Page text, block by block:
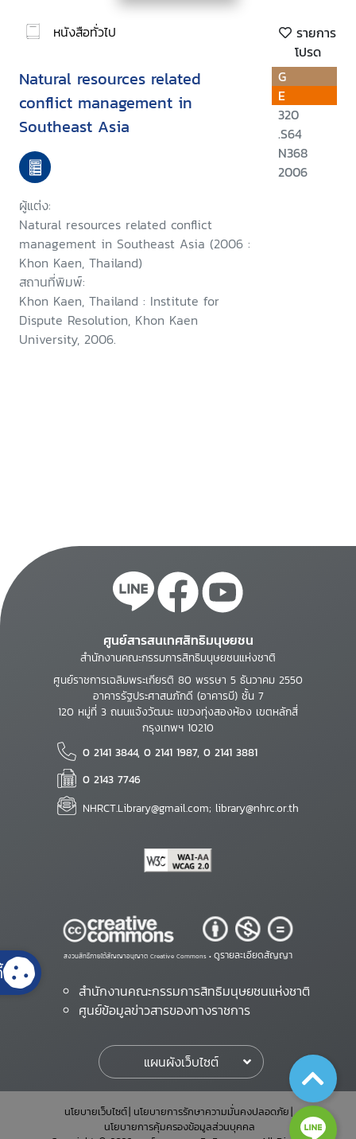
หนังสือทั่วไป
รายการ
โปรด
Natural resources related
conflict management in
Southeast Asia
ผู้แต่ง:
Natural resources related conflict
management in Southeast Asia (2006 :
Khon Kaen, Thailand)
สถานที่พิมพ์:
Khon Kaen, Thailand : Institute for
Dispute Resolution, Khon Kaen
University, 2006.
G
E
320
.S64
N368
2006
ศูนย์สารสนเทศสิทธิมนุษยชน
สำนักงานคณะกรรมการสิทธิมนุษยชนแห่งชาติ
ศูนย์ราชการเฉลิมพระเกียรติ 80 พรรษา 5 ธันวาคม 2550
อาคารรัฐประศาสนภักดี (อาคารบี) ชั้น 7
120 หมู่ที่ 3 ถนนแจ้งวัฒนะ แขวงทุ่งสองห้อง เขตหลักสี่
กรุงเทพฯ 10210
0 2141 3844, 0 2141 1987, 0 2141 3881
0 2143 7746
NHRCT.Library@gmail.com; library@nhrc.or.th
สงวนสิทธิ์ภายใต้สัญญาอนุญาต Creative Commons • ดูรายละเอียดสัญญา
สำนักงานคณะกรรมการสิทธิมนุษยชนแห่งชาติ
ศูนย์ข้อมูลข่าวสารของทางราชการ
แผนผังเว็บไซต์
นโยบายเว็บไซต์ นโยบายการรักษาความมั่นคงปลอดภัย
นโยบายการคุ้มครองข้อมูลส่วนบุคคล